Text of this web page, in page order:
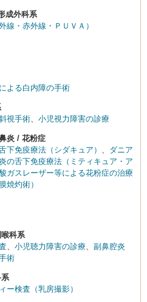
成外科系
線・赤外線・ＰＵＶＡ）
よる白内障の手術
視手術、 小児視力障害の診療
炎 / 花粉症
下免疫療法（シダキュア） 、 ダニア
の舌下免疫療法（ミティキュア・ア
ガスレーザー等による花粉症の治療
焼灼術）
科系
、 小児聴力障害の診療、 副鼻腔炎
術
ー検査（乳房撮影）